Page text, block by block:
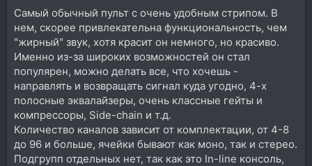
Самый обычный пульт с очень удобным стрипом. В
нем, скорее привлекательна функциональность, чем
"жирный" звук, хотя красит он немного, но красиво.
Именно из-за широких возможностей он стал
популярен, можно делать все, что хочешь -
направлять и возвращать сигнал куда угодно, 4-х
полосные эквалайзеры, очень классные гейты и
компрессоры, Side-chain и т.д.
Количество каналов зависит от комплектации, от 4-8
до 96 и больше, ячейки бывают как моно, так и стерео.
Подгрупп отдельных нет, так как это In-line консоль,